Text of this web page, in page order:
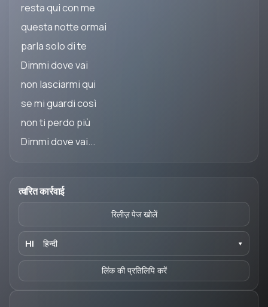
त्वरित कार्रवाई
रिलीज़ पेज खोलें
HI हिन्दी ▾
लिंक की प्रतिलिपि करें
resta qui con me
questa notte ormai
parla solo di te
Dimmi dove vai
non lasciarmi qui
se mi guardi così
non ti perdo più
Dimmi dove vai...